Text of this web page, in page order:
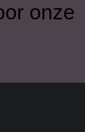
onze